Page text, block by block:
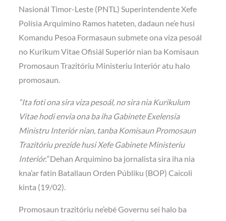
Nasionál Timor-Leste (PNTL) Superintendente Xefe
Polísia Arquimino Ramos hateten, dadaun ne’e husi
Komandu Pesoa Formasaun submete ona viza pesoál
no Kurikum Vitae Ofisiál Superiór nian ba Komisaun
Promosaun Trazitóriu Ministeriu Interiór atu halo
promosaun.
“Ita foti ona sira viza pesoál, no sira nia Kurikulum
Vitae hodi envia ona ba iha Gabinete Exelensia
Ministru Interiór nian, tanba Komisaun Promosaun
Trazitóriu prezide husi Xefe Gabinete Ministeriu
Interiór.”Dehan Arquimino ba jornalista sira iha nia
kna’ar fatin Batallaun Orden Públiku (BOP) Caicoli
kinta (19/02).
Promosaun trazitóriu ne’ebé Governu sei halo ba